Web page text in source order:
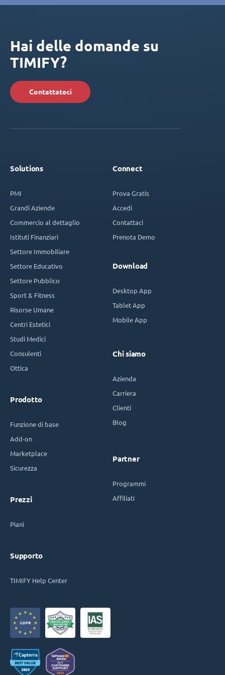
Hai delle domande su
TIMIFY?
Contattateci
Solutions
PMI
Grandi Aziende
Commercio al dettaglio
Istituti Finanziari
Settore Immobiliare
Settore Educativo
Settore Pubblico
Sport & Fitness
Risorse Umane
Centri Estetici
Studi Medici
Consulenti
Ottica
Prodotto
Funzione di base
Add-on
Marketplace
Sicurezza
Prezzi
Piani
Supporto
TIMIFY Help Center
Connect
Prova Gratis
Accedi
Contattaci
Prenota Demo
Download
Desktop App
Tablet App
Mobile App
Chi siamo
Azienda
Carriera
Clienti
Blog
Partner
Programmi
Affiliati